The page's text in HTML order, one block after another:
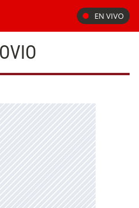
EN VIVO